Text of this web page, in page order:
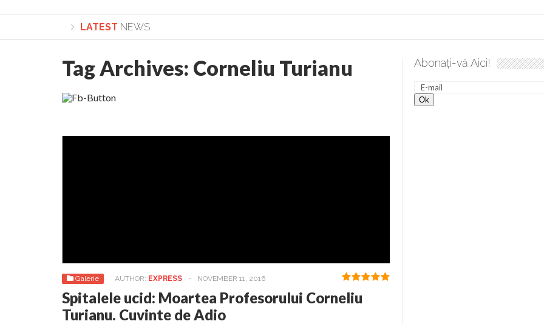
LATEST NEWS
Lepădarea de sine și urmarea lui Hristos. Calea spre desăvârșire. Gând de duminică de Elena Solunca Moise
Tag Archives: Corneliu Turianu
Galerie AUTHOR: EXPRESS - NOVEMBER 11, 2016
Spitalele ucid: Moartea Profesorului Corneliu
Turianu. Cuvinte de Adio
Abonați-vă Aici!